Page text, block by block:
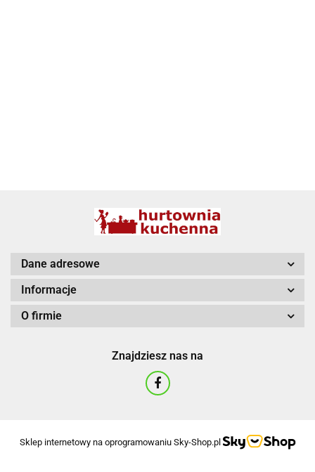
Dane adresowe
Informacje
O firmie
Znajdziesz nas na
Sklep internetowy na oprogramowaniu Sky-Shop.pl